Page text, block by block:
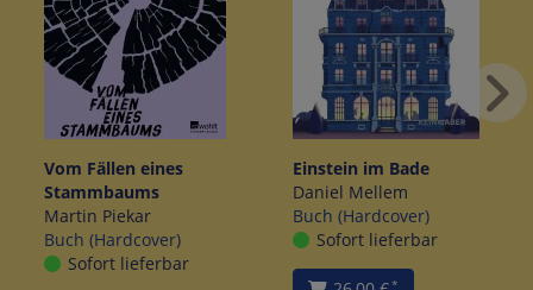
Vom Fällen eines
Stammbaums
Martin Piekar
Buch (Hardcover)
Sofort lieferbar
Einstein im Bade
Daniel Mellem
Buch (Hardcover)
Sofort lieferbar
*